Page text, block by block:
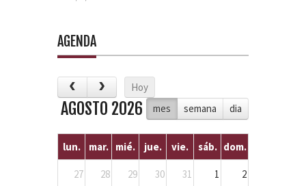
AGENDA
Hoy
mes
semana dia
AGOSTO 2026
lun. mar. mié. jue. vie. sáb. dom.
27 28 29 30 31 1 2